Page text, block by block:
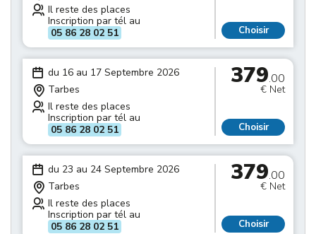
Il reste des places
Inscription par tél au
05 86 28 02 51
Choisir
du 16 au 17 Septembre 2026
Tarbes
Il reste des places
Inscription par tél au
05 86 28 02 51
379.00
€ Net
Choisir
du 23 au 24 Septembre 2026
Tarbes
Il reste des places
Inscription par tél au
05 86 28 02 51
379.00
€ Net
Choisir